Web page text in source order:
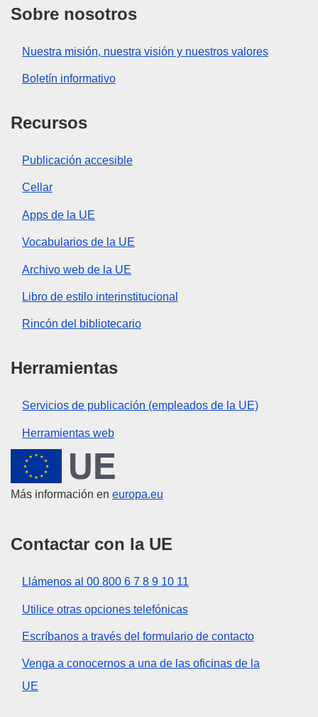
Sobre nosotros
Nuestra misión, nuestra visión y nuestros valores
Boletín informativo
Recursos
Publicación accesible
Cellar
Apps de la UE
Vocabularios de la UE
Archivo web de la UE
Libro de estilo interinstitucional
Rincón del bibliotecario
Herramientas
Servicios de publicación (empleados de la UE)
Herramientas web
Unión Europea
Más información en europa.eu
Contactar con la UE
Llámenos al 00 800 6 7 8 9 10 11
Utilice otras opciones telefónicas
Escríbanos a través del formulario de contacto
Venga a conocernos a una de las oficinas de la
UE